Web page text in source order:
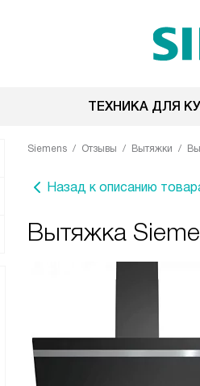
ТЕХНИКА ДЛЯ
Siemens Отзывы Вытяжки
Назад к описанию
Вытяжка